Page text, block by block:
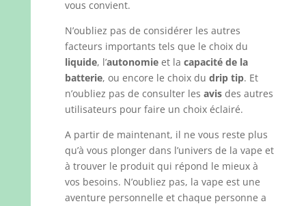
vous convient.
N’oubliez pas de considérer les autres
facteurs importants tels que le choix du
liquide, l’autonomieet la capacité de la
batterie, ou encore le choix du drip tip. Et
n’oubliez pas de consulter les avisdes autres
utilisateurs pour faire un choix éclairé.
A partir de maintenant, il ne vous reste plus
qu’à vous plonger dans l’univers de la vape et
à trouver le produit qui répond le mieux à
vos besoins. N’oubliez pas, la vape est une
aventure personnelle et chaque personne a